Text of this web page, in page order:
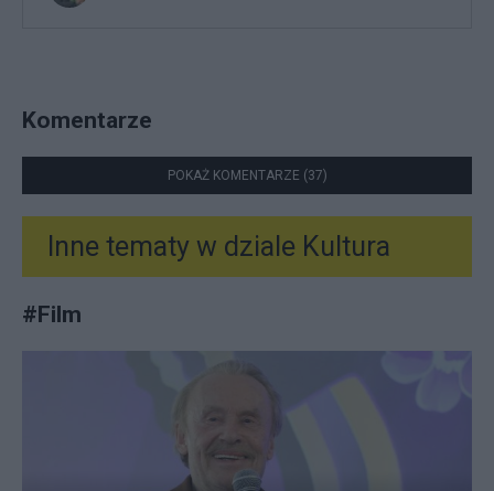
Komentarze
POKAŻ KOMENTARZE (37)
Inne tematy w dziale Kultura
#Film